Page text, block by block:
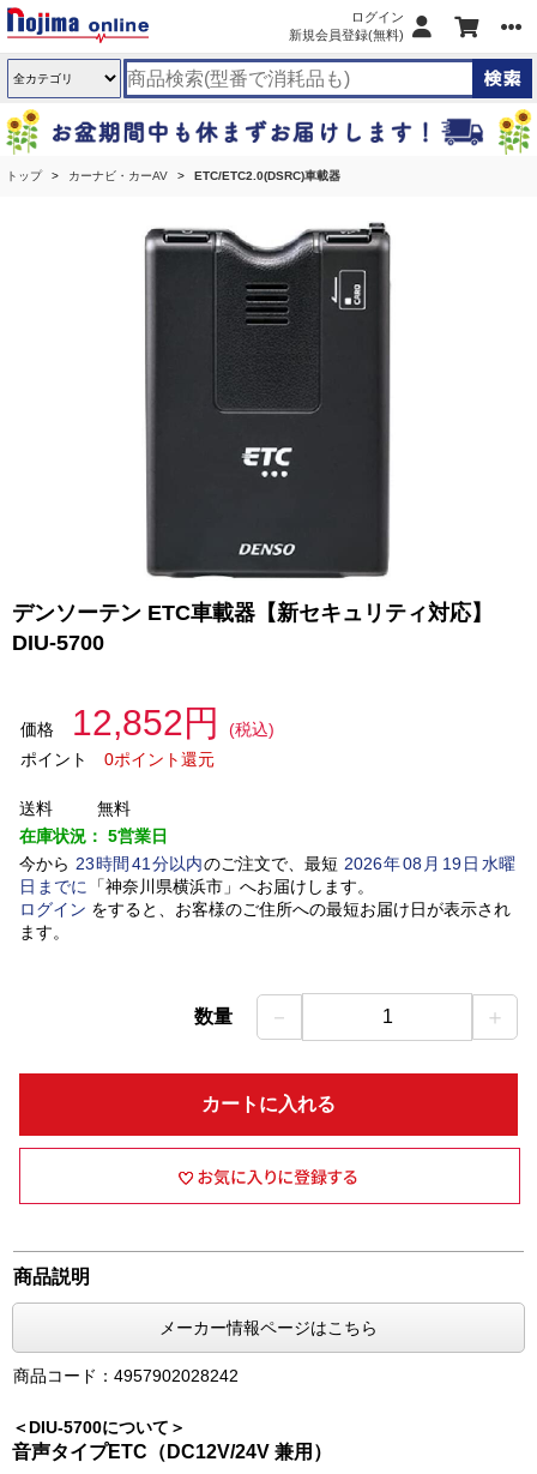
ログイン
新規会員登録(無料)
トップ カーナビ・カーAV ETC/ETC2.0(DSRC)車載器
デンソーテン ETC車載器【新セキュリティ対応】
DIU-5700
価格 12,852円
(税込)
ポイント
0ポイント還元
送料
無料
在庫状況： 5営業日
今から 23時間 41 分以内のご注文で、最短 2026年08 月 19日水曜
日 までに 「神奈川県横浜市」 へお届けします。
ログイン をすると、お客様のご住所への最短お届け日が表示され
ます。
数量 － 1 ＋
カートに入れる
商品説明
メーカー情報ページはこちら
商品コード：4957902028242
＜DIU-5700について＞
音声タイプETC（DC12V/24V 兼用）